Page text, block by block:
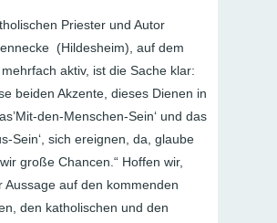
Priester und Autor
(Hildesheim), auf dem
aktiv, ist die Sache klar:
beiden Akzente, dieses Dienen in
den-Menschen-Sein‘ und das
Sein‘, sich ereignen, da, glaube
große Chancen.“ Hoffen wir,
Aussage auf den kommenden
den katholischen und den